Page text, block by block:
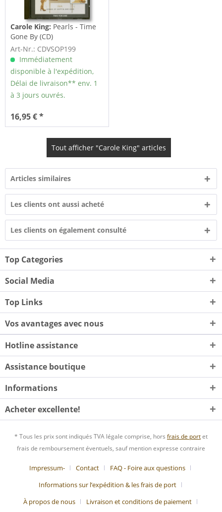
Carole King: Pearls - Time
Gone By (CD)
Art-Nr.: CDVSOP199
Immédiatement
disponible à l'expédition,
Délai de livraison** env. 1
à 3 jours ouvrés.
16,95 € *
Tout afficher "Carole King" articles
Articles similaires
Les clients ont aussi acheté
Les clients on également consulté
Top Categories
Social Media
Top Links
Vos avantages avec nous
Hotline assistance
Assistance boutique
Informations
Acheter excellente!
* Tous les prix sont indiqués TVA légale comprise, hors frais de portet
frais de remboursement éventuels, sauf mention expresse contraire
Impressum- Contact
FAQ - Foire aux questions
Informations sur l’expédition & les frais de port
À propos de nous
Livraison et conditions de paiement